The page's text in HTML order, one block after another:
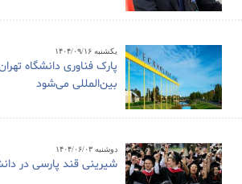
یکشنبه ۱۴۰۴/۰۹/۱۶
پارک فناوری دانشگاه
بین‌المللی می‌شود
دوشنبه ۱۴۰۴/۰۶/۰۳
شیرینی قند پارسی در